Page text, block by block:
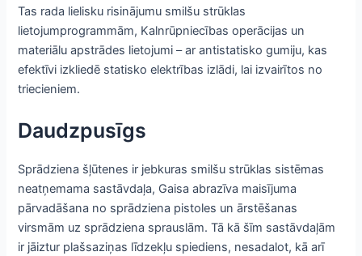
Tas rada lielisku risinājumu smilšu strūklas
lietojumprogrammām, Kalnrūpniecības operācijas un
materiālu apstrādes lietojumi – ar antistatisko gumiju, kas
efektīvi izkliedē statisko elektrības izlādi, lai izvairītos no
triecieniem.
Daudzpusīgs
Sprādziena šļūtenes ir jebkuras smilšu strūklas sistēmas
neatņemama sastāvdaļa, Gaisa abrazīva maisījuma
pārvadāšana no sprādziena pistoles un ārstēšanas
virsmām uz sprādziena sprauslām. Tā kā šīm sastāvdaļām
ir jāiztur plašsaziņas līdzekļu spiediens, nesadalot, kā arī